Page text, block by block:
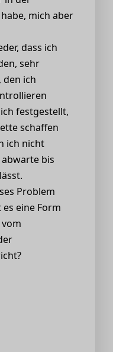
mich aber
dass ich
sehr
den ich
festgestellt,
schaffen
ich nicht
bis
Problem
eine Form